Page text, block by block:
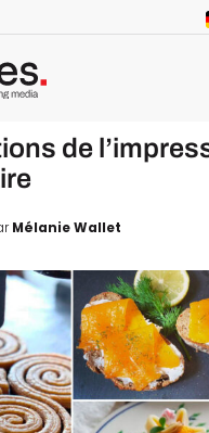
de
Mélanie Wallet